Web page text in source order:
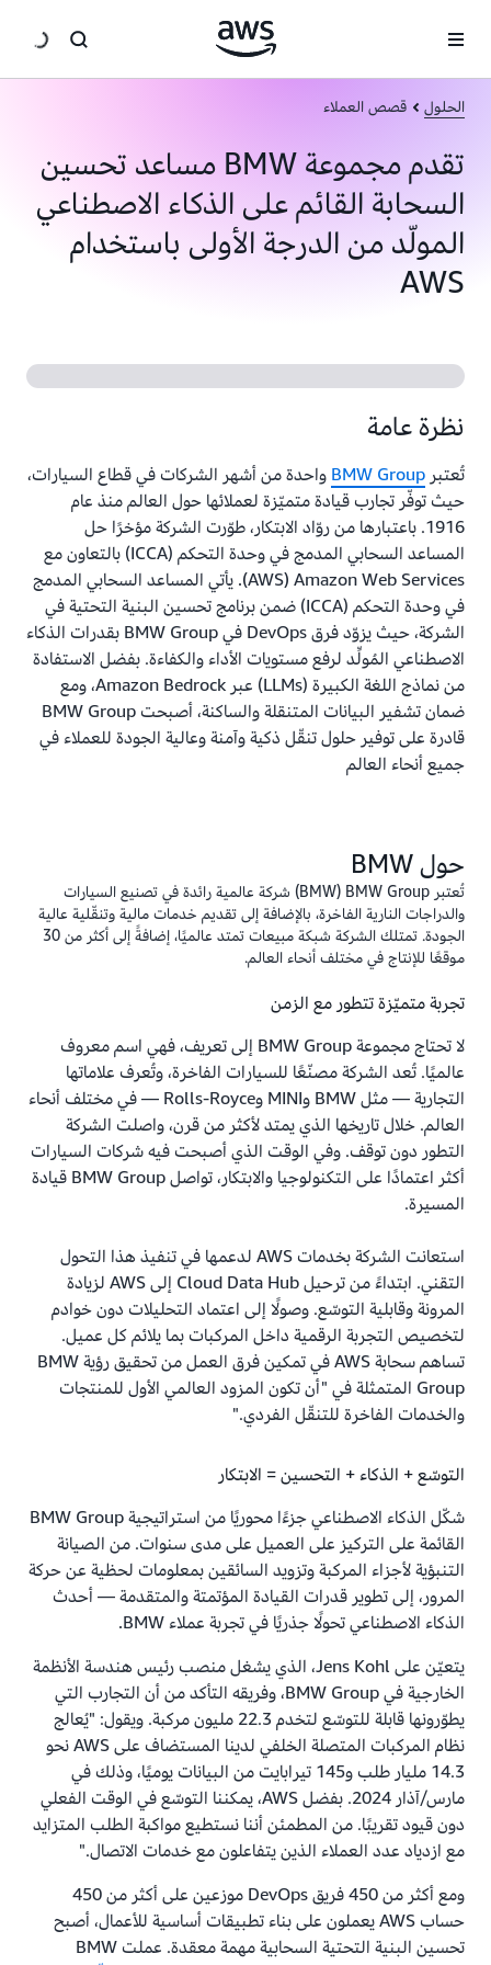
الحلول قصص العملاء
تقدم مجموعة BMW مساعد تحسين
السحابة القائم على الذكاء الاصطناعي
المولّد من الدرجة الأولى باستخدام
AWS
نظرة عامة
تُعتبر BMW Group واحدة من أشهر الشركات في قطاع السيارات،
حيث توفّر تجارب قيادة متميّزة لعملائها حول العالم منذ عام
1916. باعتبارها من روّاد الابتكار، طوّرت الشركة مؤخرًا حل
المساعد السحابي المدمج في وحدة التحكم ‏(ICCA) بالتعاون مع
Amazon Web Services ‏(AWS). يأتي المساعد السحابي المدمج
في وحدة التحكم ‏(ICCA) ضمن برنامج تحسين البنية التحتية في
الشركة، حيث يزوّد فرق DevOps في BMW Group بقدرات الذكاء
الاصطناعي المُولِّد لرفع مستويات الأداء والكفاءة. بفضل الاستفادة
من نماذج اللغة الكبيرة (LLMs) عبر Amazon Bedrock، ومع
ضمان تشفير البيانات المتنقلة والساكنة، أصبحت BMW Group
قادرة على توفير حلول تنقّل ذكية وآمنة وعالية الجودة للعملاء في
جميع أنحاء العالم
حول BMW
تُعتبر BMW Group‏ (BMW) شركة عالمية رائدة في تصنيع السيارات
والدراجات النارية الفاخرة، بالإضافة إلى تقديم خدمات مالية وتنقّلية عالية
الجودة. تمتلك الشركة شبكة مبيعات تمتد عالميًا، إضافةً إلى أكثر من 30
موقعًا للإنتاج في مختلف أنحاء العالم.
تجربة متميّزة تتطور مع الزمن
لا تحتاج مجموعة BMW Group إلى تعريف، فهي اسم معروف
عالميًا. تُعد الشركة مصنّعًا للسيارات الفاخرة، وتُعرف علاماتها
التجارية — مثل BMW وMINI وRolls-Royce — في مختلف أنحاء
العالم. خلال تاريخها الذي يمتد لأكثر من قرن، واصلت الشركة
التطور دون توقف. وفي الوقت الذي أصبحت فيه شركات السيارات
أكثر اعتمادًا على التكنولوجيا والابتكار، تواصل BMW Group قيادة
المسيرة.
استعانت الشركة بخدمات AWS لدعمها في تنفيذ هذا التحول
التقني. ابتداءً من ترحيل Cloud Data Hub إلى AWS لزيادة
المرونة وقابلية التوسّع. وصولًا إلى اعتماد التحليلات دون خوادم
لتخصيص التجربة الرقمية داخل المركبات بما يلائم كل عميل.
تساهم سحابة AWS في تمكين فرق العمل من تحقيق رؤية BMW
Group المتمثلة في "أن تكون المزود العالمي الأول للمنتجات
والخدمات الفاخرة للتنقّل الفردي."
التوسّع + الذكاء + التحسين = الابتكار
شكّل الذكاء الاصطناعي جزءًا محوريًا من استراتيجية BMW Group
القائمة على التركيز على العميل على مدى سنوات. من الصيانة
التنبؤية لأجزاء المركبة وتزويد السائقين بمعلومات لحظية عن حركة
المرور، إلى تطوير قدرات القيادة المؤتمتة والمتقدمة — أحدث
الذكاء الاصطناعي تحولًا جذريًا في تجربة عملاء BMW.
يتعيّن على Jens Kohl، الذي يشغل منصب رئيس هندسة الأنظمة
الخارجية في BMW Group، وفريقه التأكد من أن التجارب التي
يطوّرونها قابلة للتوسّع لتخدم 22.3 مليون مركبة. ويقول: "يُعالج
نظام المركبات المتصلة الخلفي لدينا المستضاف على AWS نحو
14.3 مليار طلب و145 تيرابايت من البيانات يوميًا، وذلك في
مارس/آذار 2024. بفضل AWS، يمكننا التوسّع في الوقت الفعلي
دون قيود تقريبًا. من المطمئن أننا نستطيع مواكبة الطلب المتزايد
مع ازدياد عدد العملاء الذين يتفاعلون مع خدمات الاتصال."
ومع أكثر من 450 فريق DevOps موزعين على أكثر من 450
حساب AWS يعملون على بناء تطبيقات أساسية للأعمال، أصبح
تحسين البنية التحتية السحابية مهمة معقدة. عملت BMW